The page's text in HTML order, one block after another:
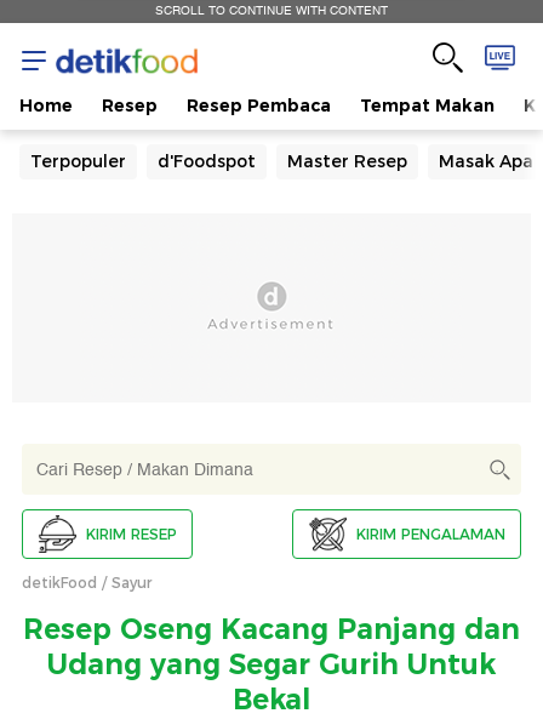
SCROLL TO CONTINUE WITH CONTENT
Home Resep Resep Pembaca Tempat Makan
Terpopuler d'Foodspot Master Resep Masak Apa
KIRIM RESEP KIRIM PENGALAMAN
detikFood Sayur
Resep Oseng Kacang Panjang dan
Udang yang Segar Gurih Untuk
Bekal